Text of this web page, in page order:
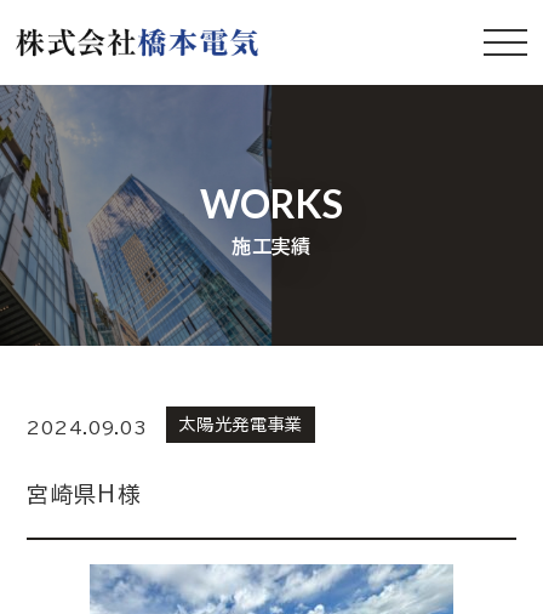
WORKS
施工実績
2024.09.03 太陽光発電事業
宮崎県H様